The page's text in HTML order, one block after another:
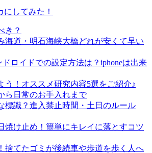
してみた！
き？
海道・明石海峡大橋どれが安くて早い
ロイドでの設定方法は？iphoneは出来
！オススメ研究内容5選をご紹介♪
ら日常のお手入れまで
標識？進入禁止時間・土日のルール
焼け止め！簡単にキレイに落とすコツ
捨てたゴミが後続車や歩道を歩く人へ